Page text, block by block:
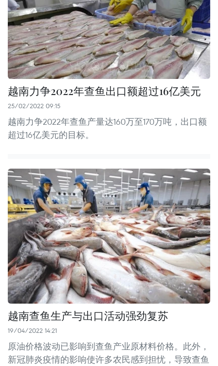
越南力争2022年查鱼出口额超过16亿美元
25/02/2022 09:15
越南力争2022年查鱼产量达160万至170万吨，出口额
超过16亿美元的目标。
越南查鱼生产与出口活动强劲复苏
19/04/2022 14:21
原油价格波动已影响到查鱼产业原材料价格。此外，
新冠肺炎疫情的影响使许多农民感到担忧，导致查鱼